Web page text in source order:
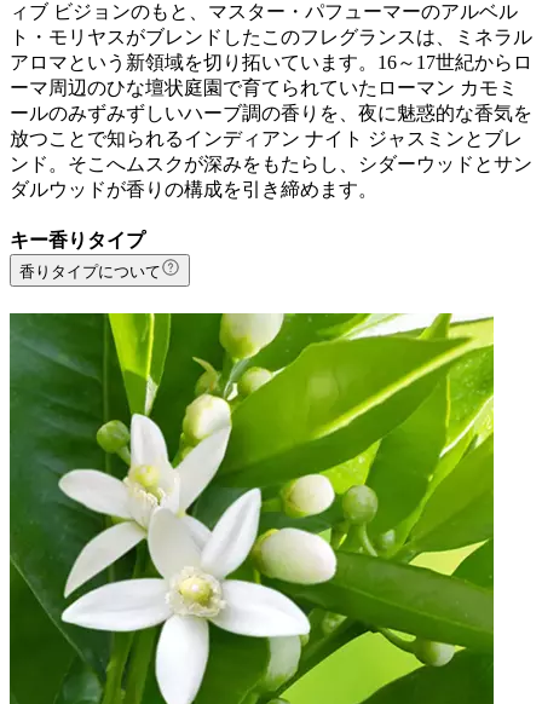
ィブ ビジョンのもと、マスター・パフューマーのアルベル
ト・モリヤスがブレンドしたこのフレグランスは、ミネラル
アロマという新領域を切り拓いています。16～17世紀からロ
ーマ周辺のひな壇状庭園で育てられていたローマン カモミ
ールのみずみずしいハーブ調の香りを、夜に魅惑的な香気を
放つことで知られるインディアン ナイト ジャスミンとブレ
ンド。そこへムスクが深みをもたらし、シダーウッドとサン
ダルウッドが香りの構成を引き締めます。
キー香りタイプ
香りタイプについて